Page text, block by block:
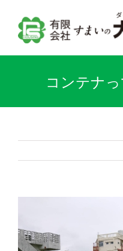
content
コンテナ
Image